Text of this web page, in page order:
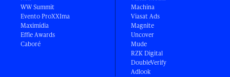
WW Summit
Evento ProXXIma
Maximídia
Effie Awards
Caboré
Machina
Viasat Ads
Magnite
Uncover
Mude
RZK Digital
DoubleVerify
Adlook